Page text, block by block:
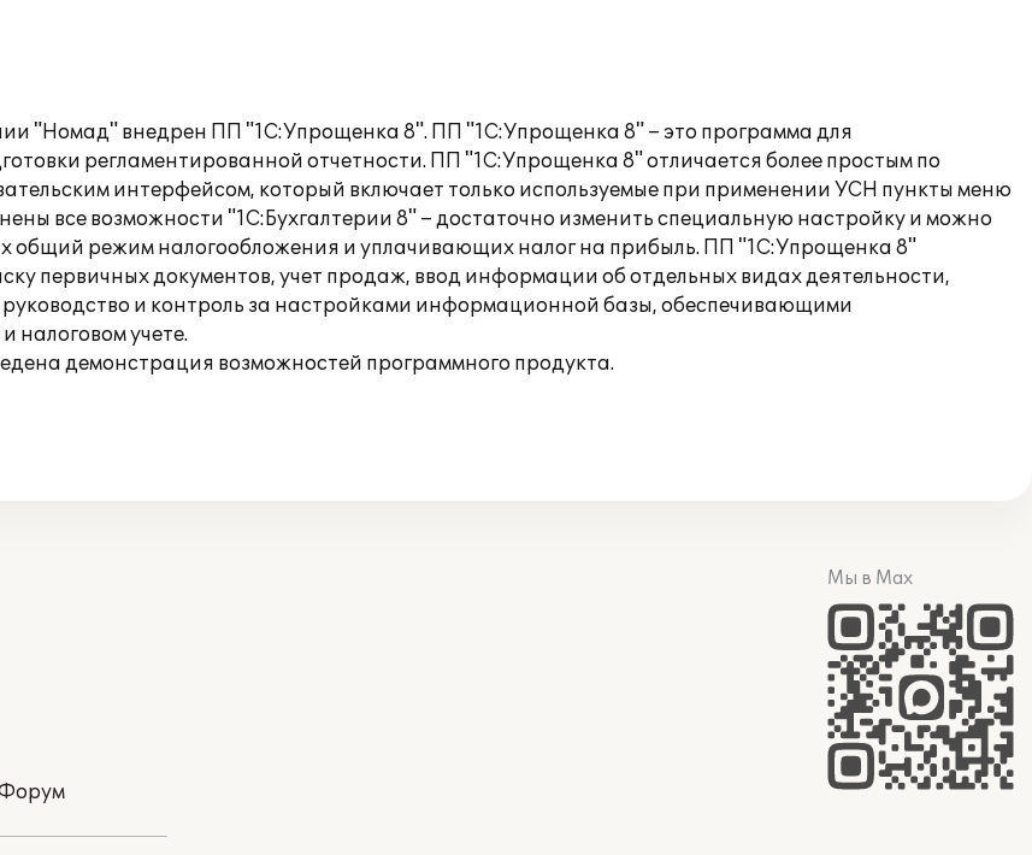
"Номад" внедрен ПП "1С:Упрощенка 8". ПП "1С:Упрощенка 8" – это программа для
регламентированной отчетности. ПП "1С:Упрощенка 8" отличается более простым по
интерфейсом, который включает только используемые при применении УСН пункты меню
все возможности "1С:Бухгалтерии 8" – достаточно изменить специальную настройку и можно
общий режим налогообложения и уплачивающих налог на прибыль. ПП "1С:Упрощенка 8"
первичных документов, учет продаж, ввод информации об отдельных видах деятельности,
и контроль за настройками информационной базы, обеспечивающими
налоговом учете.
демонстрация возможностей программного продукта.
Мы в Max